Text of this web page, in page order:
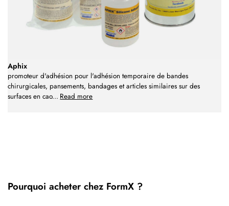
Aphix
promoteur d'adhésion pour l'adhésion temporaire de bandes
chirurgicales, pansements, bandages et articles similaires sur des
surfaces en cao... Read more
Pourquoi acheter chez FormX ?